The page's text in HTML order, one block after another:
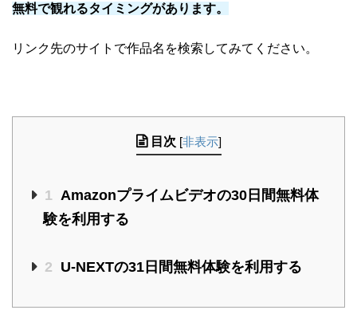
無料で観れるタイミングがあります。
リンク先のサイトで作品名を検索してみてください。
目次 [非表示]
1 Amazonプライムビデオの30日間無料体
験を利用する
2 U-NEXTの31日間無料体験を利用する